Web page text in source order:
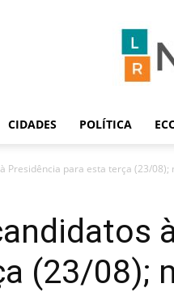
CIDADES POLÍTICA
Presidência para esta terça (23/08);
(23/08);